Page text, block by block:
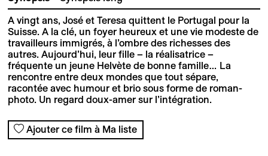
A vingt ans, José et Teresa quittent le Portugal pour la
Suisse. A la clé, un foyer heureux et une vie modeste de
travailleurs immigrés, à l’ombre des richesses des
autres. Aujourd’hui, leur fille – la réalisatrice –
fréquente un jeune Helvète de bonne famille… La
rencontre entre deux mondes que tout sépare,
racontée avec humour et brio sous forme de roman-
photo. Un regard doux-amer sur l’intégration.
Ajouter ce film à Ma liste